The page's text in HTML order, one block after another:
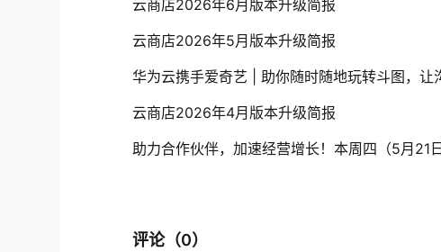
云商店2026年6月版本升级简报
云商店2026年5月版本升级简报
华为云携手爱奇艺 | 助你随时随地玩转斗图，让
云商店2026年4月版本升级简报
评论（0）